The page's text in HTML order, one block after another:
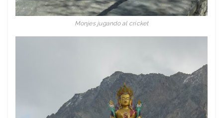
Monjes jugando al cricket